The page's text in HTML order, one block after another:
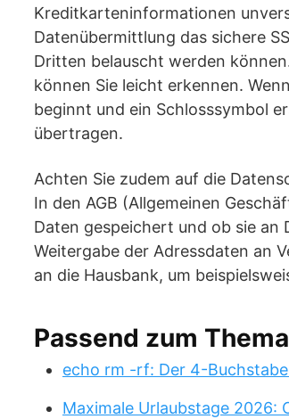
Kreditkarteninformationen
Datenübermittlung das sichere
Dritten belauscht werden
können Sie leicht erkennen.
beginnt und ein Schlosssymbol
übertragen.
Achten Sie zudem auf die
In den AGB (Allgemeinen
Daten gespeichert und ob sie
Weitergabe der Adressdaten an
an die Hausbank, um
Passend zum
echo rm -rf: Der 4-
Maximale Urlaubstage 2026: